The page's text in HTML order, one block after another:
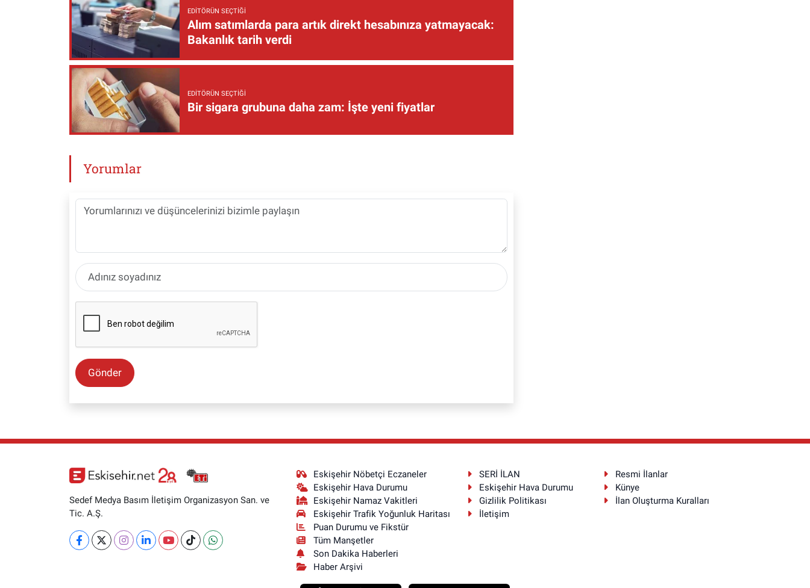
EDITÖRÜN SEÇTIĞI
Alım satımlarda para artık direkt hesabınıza yatmayacak:
Bakanlık tarih verdi
EDITÖRÜN SEÇTIĞI
Bir sigara grubuna daha zam: İşte yeni fiyatlar
Yorumlar
Gönder
Sedef Medya Basım İletişim Organizasyon San. ve
Tic. A.Ş.
Eskişehir Nöbetçi Eczaneler
Eskişehir Hava Durumu
Eskişehir Namaz Vakitleri
Eskişehir Trafik Yoğunluk Haritası
Puan Durumu ve Fikstür
Tüm Manşetler
Son Dakika Haberleri
Haber Arşivi
SERİ İLAN
Resmi İlanlar
Eskişehir Hava Durumu
Künye
Gizlilik Politikası
İlan Oluşturma Kuralları
İletişim